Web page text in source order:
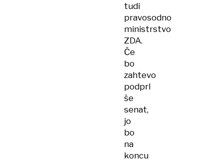
tudi
pravosodno
ministrstvo
ZDA.
Če
bo
zahtevo
podprl
še
senat,
jo
bo
na
koncu